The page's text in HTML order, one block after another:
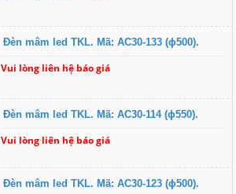
Đèn mâm led TKL. Mã: AC30-133 (ɸ500).
Vui lòng liên hệ báo giá
Đèn mâm led TKL. Mã: AC30-114 (ɸ550).
Vui lòng liên hệ báo giá
Đèn mâm led TKL. Mã: AC30-123 (ɸ500).